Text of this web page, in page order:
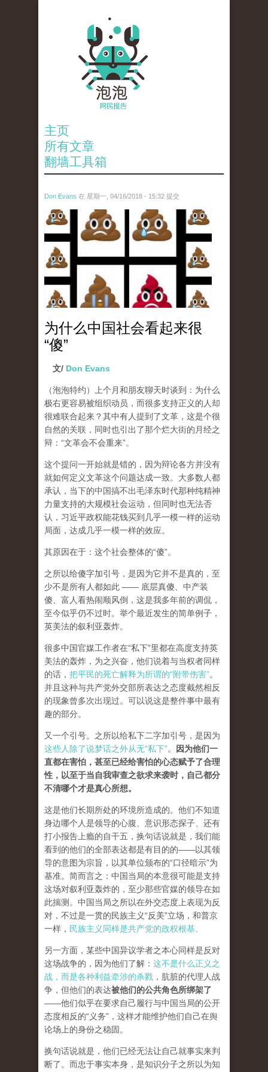
主页
所有文章
翻墙工具箱
Don Evans 在 星期一, 04/16/2018 - 15:32 提交
wechatimg1053.jpeg
为什么中国社会看起来很
“傻”
文/ Don Evans
（泡泡特约）
上个月和朋友聊天时谈到：为什么
极右更容易被组织动员，而很多支持正义的人却
很难联合起来？其中有人提到了文革，这是个很
自然的关联，同时也引出了那个烂大街的月经之
辩：“文革会不会重来”。
这个提问一开始就是错的，因为辩论各方并没有
就如何定义文革这个问题达成一致。大多数人都
承认，当下的中国搞不出毛泽东时代那种纯精神
力量支持的大规模社会运动，但同时也无法否
认，习近平政权能花钱买到几乎一模一样的运动
局面，达成几乎一模一样的效应。
其原因在于：这个社会整体的“傻”。
之所以给傻字加引号，是因为它并不是真的，至
少不是所有人都如此 —— 底层真傻、中产装
傻、富人看热闹顺风倒，这是我多年前的调侃，
至今似乎仍不过时。举个最近发生的简单例子，
英美法的叙利亚轰炸。
很多中国官媒工作者在“私下”里都在高度支持英
美法的轰炸，为之兴奋，他们说着与当权者同样
的话， 把平民的死亡解释为所谓的“附带伤害”。
并且这种与共产党外交部所表达之态度截然相反
的现象曾多次出现过。可以说这是整件事中最有
趣的部分。
又一个引号。之所以给私下二字加引号，是因为
这些人除了说梦话之外从无“私下”。
因为他们一
直都在害怕，甚至已经给害怕的心态赋予了合理
性，以至于当自我审查之欲求来袭时，自己都分
不清哪个才是真心所想。
这是他们长期所处的环境所造成的。他们不知道
身边哪个人是领导的心腹、意识形态探子、还有
打小报告上瘾的自干五，换句话说就是，我们能
看到的他们的全部表达都是有目的的——以其领
导的意图为宗旨，以其单位颁布的“口径暗示”为
基准。简而言之：中国当局的本意很可能是支持
这场对叙利亚轰炸的，至少那些官媒的领导在如
此揣测。中国当局之所以在外交态度上表现为反
对，不过是一贯的民族主义“反美”立场，和普京
一样， 民族主义同样是共产党的政权根基。
另一方面，某些中国异议学者之本心同样是反对
这场战争的，因为他们了解： 这不是什么正义之
战，而是各种利益牵涉的杀戮 ，肮脏的代理人战
争，但他们的表达被他们的公共角色所绑架了
——他们似乎在要求自己履行与中国当局的公开
态度相反的“义务”，这样才能维护他们自己在舆
论场上的身份之稳固。
换句话说就是，他们已经无法让自己就事实来判
断了。而忠于事实本身，是知识分子之所以为知